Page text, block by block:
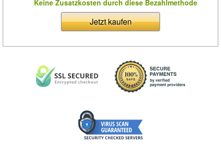
Keine Zusatzkosten durch diese Bezahlmethode
Jetzt kaufen